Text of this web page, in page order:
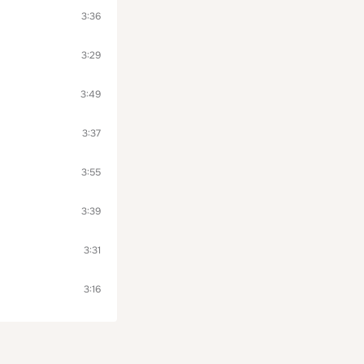
3:36
3:29
3:49
3:37
3:55
3:39
3:31
3:16